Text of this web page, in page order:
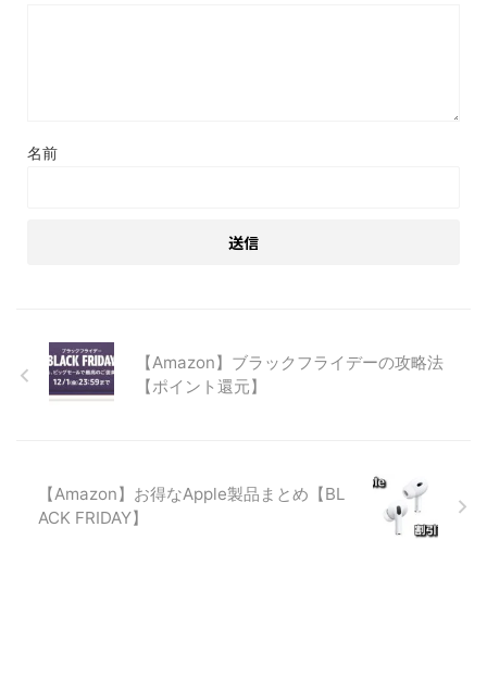
名前
【Amazon】ブラックフライデーの攻略法
【ポイント還元】
【Amazon】お得なApple製品まとめ【BL
ACK FRIDAY】